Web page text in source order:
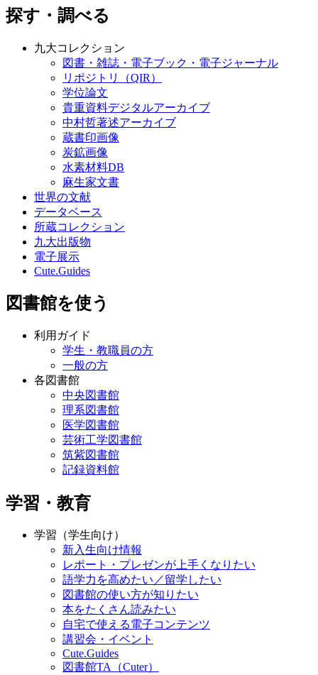
探す・調べる
九大コレクション
図書・雑誌・電子ブック・電子ジャーナル
リポジトリ（QIR）
学位論文
貴重資料デジタルアーカイブ
中村哲著述アーカイブ
蔵書印画像
炭鉱画像
水素材料DB
麻生家文書
世界の文献
データベース
所蔵コレクション
九大出版物
電子展示
Cute.Guides
図書館を使う
利用ガイド
学生・教職員の方
一般の方
各図書館
中央図書館
理系図書館
医学図書館
芸術工学図書館
筑紫図書館
記録資料館
学習・教育
学習（学生向け）
新入生向け情報
レポート・プレゼンが上手くなりたい
語学力を高めたい／留学したい
図書館の使い方が知りたい
本をたくさん読みたい
自宅で使える電子コンテンツ
講習会・イベント
Cute.Guides
図書館TA（Cuter）